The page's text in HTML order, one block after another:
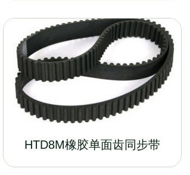
HTD8M橡胶单面齿同步带